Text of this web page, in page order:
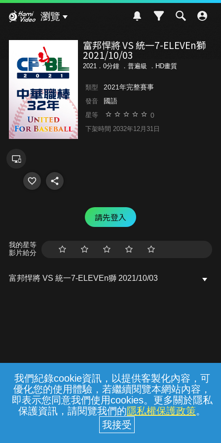
我們紀錄cookie資訊，以提供客製化內容，可
優化您的使用體驗，若繼續閱覽本網站內容，
即表示您同意我們使用cookies。更多關於隱私
保護資訊，請閱覽我們的隱私權保護政策。
瀏覽
富邦悍將 VS 統一7-ELEVEn獅
2021/10/03
2021．0分鐘 ． 普遍級 ．HD畫質
類型 2021年完整賽事
發音 國語
星等 0
下架時間 2032年12月31日
請先登入
我的星等
影片給分
富邦悍將 VS 統一7-ELEVEn獅 2021/10/03
常見問題 線上客服 服務條款 隱私權保護
中華電信股份有限公司個人家庭分公司
(統一編號：96979949) © 2026
{{notifyMsg}}